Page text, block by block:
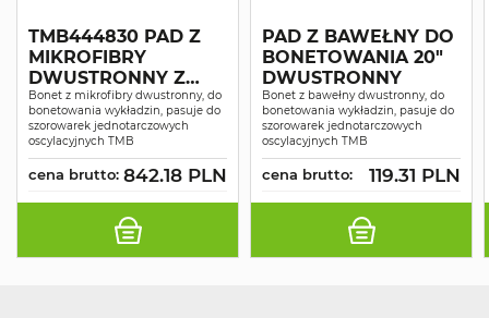
TMB444830 PAD Z
MIKROFIBRY
DWUSTRONNY Z
PASKAMI
POLIESTROWYMI DO
BONETOWANIA 17"
Bonet z mikrofibry dwustronny, do
bonetowania wykładzin, pasuje do
szorowarek jednotarczowych
oscylacyjnych TMB
cena brutto: 842.18 PLN
PAD Z BAWEŁNY DO
BONETOWANIA 20"
DWUSTRONNY
Bonet z bawełny dwustronny, do
bonetowania wykładzin, pasuje do
szorowarek jednotarczowych
oscylacyjnych TMB
cena brutto: 119.31 PLN